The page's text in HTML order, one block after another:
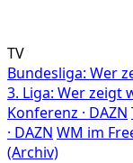
TV
Bundesliga: Wer
3. Liga: Wer zeigt
Konferenz · DAZN
· DAZN WM im
(Archiv)